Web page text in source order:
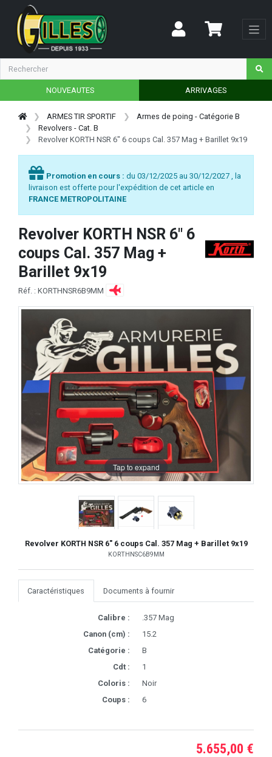
NOUVEAUTES ARRIVAGES
ARMES TIR SPORTIF
Armes de poing - Catégorie B
Revolvers - Cat. B
Revolver KORTH NSR 6" 6 coups Cal. 357 Mag + Barillet 9x19
Promotion en cours : du 03/12/2025 au 30/12/2027 , la
livraison est offerte pour l'expédition de cet article en
FRANCE METROPOLITAINE
Revolver KORTH NSR 6" 6
coups Cal. 357 Mag +
Barillet 9x19
Réf. : KORTHNSR6B9MM
Tap to expand
Revolver KORTH NSR 6" 6 coups Cal. 357 Mag + Barillet 9x19
KORTHNSC6B9MM
Caractéristiques Documents à fournir
Calibre :
.357 Mag
Canon (cm) :
15.2
Catégorie :
B
Cdt :
1
Coloris :
Noir
Coups :
6
5.655,00 €